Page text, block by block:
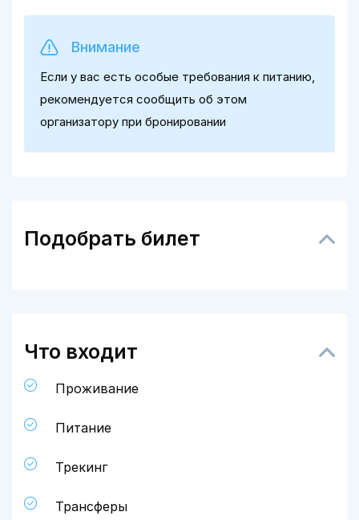
Внимание
Если у вас есть особые требования к питанию,
рекомендуется сообщить об этом
организатору при бронировании
Подобрать билет
Что входит
Проживание
Питание
Трекинг
Трансферы